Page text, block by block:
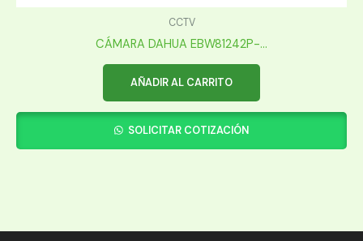
CCTV
CÁMARA DAHUA EBW81242P-...
AÑADIR AL CARRITO
SOLICITAR COTIZACIÓN